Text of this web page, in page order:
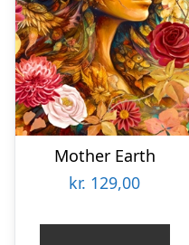
Mother Earth
kr. 129,00